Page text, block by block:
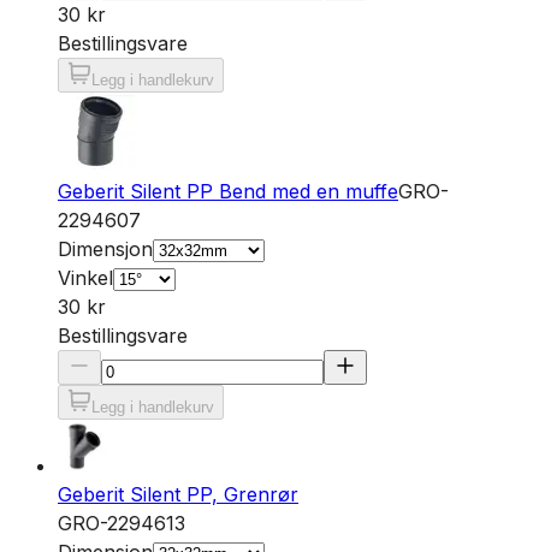
30 kr
Bestillingsvare
Legg i handlekurv
Geberit Silent PP Bend med en muffeGRO-
2294607
Dimensjon
Vinkel
30 kr
Bestillingsvare
Legg i handlekurv
Geberit Silent PP, Grenrør
GRO-2294613